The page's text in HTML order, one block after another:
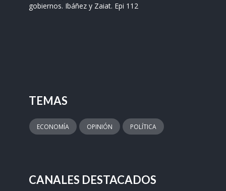
gobiernos. Ibáñez y Zaiat. Epi 112
TEMAS
ECONOMÍA OPINIÓN POLÍTICA
CANALES DESTACADOS